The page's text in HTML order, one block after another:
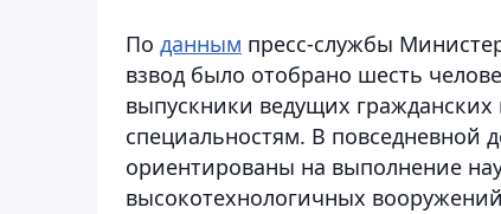
По данным пресс-службы
взвод было отобрано шесть
выпускники ведущих
специальностям. В повседневной
ориентированы на выполнение
высокотехнологичных